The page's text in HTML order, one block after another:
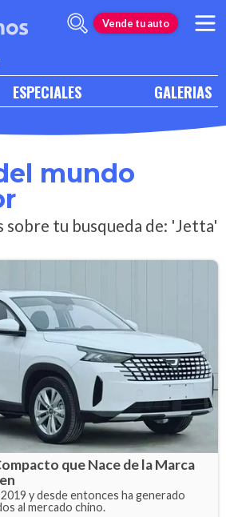
Vende tu auto
ESPECIALES GALERIAS
mundo
sobre tu busqueda de: 'Jetta'
que Nace de la Marca
y desde entonces ha generado
al mercado chino.